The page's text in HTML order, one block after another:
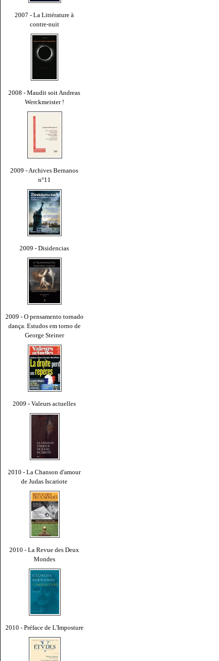
2007 - La Littérature à
contre-nuit
2008 - Maudit soit Andreas
Werckmeister !
2009 - Archives Bernanos
n°11
2009 - Disidencias
2009 - O pensamento tornado
dança. Estudos em torno de
George Steiner
2009 - Valeurs actuelles
2010 - La Chanson d'amour
de Judas Iscariote
2010 - La Revue des Deux
Mondes
2010 - Préface de L'Imposture